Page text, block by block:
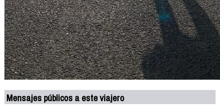
Mensajes públicos a este viajero